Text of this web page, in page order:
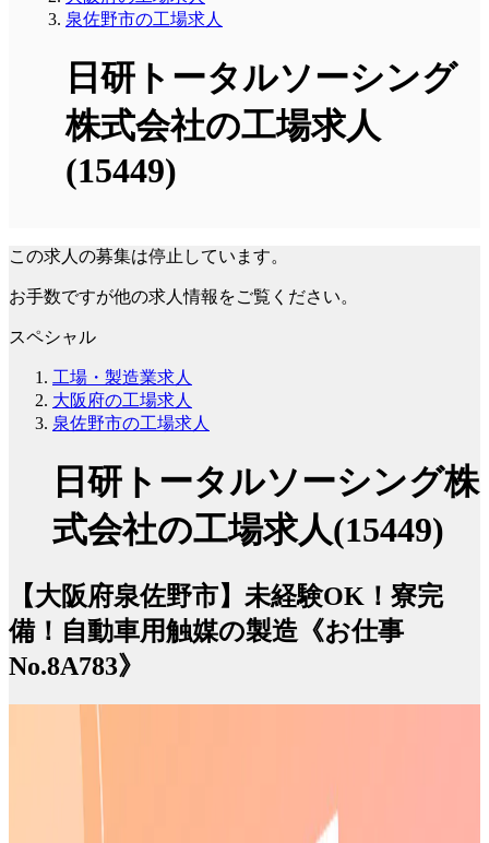
泉佐野市の工場求人
日研トータルソーシング
株式会社の工場求人
(15449)
この求人の募集は停止しています。
お手数ですが他の求人情報をご覧ください。
スペシャル
工場・製造業求人
大阪府の工場求人
泉佐野市の工場求人
日研トータルソーシング株
式会社の工場求人(15449)
【大阪府泉佐野市】未経験OK！寮完
備！自動車用触媒の製造《お仕事
No.8A783》